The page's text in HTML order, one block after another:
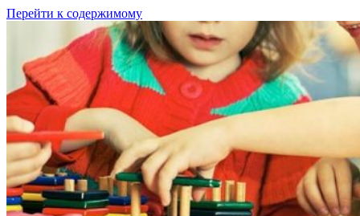
Перейти к содержимому